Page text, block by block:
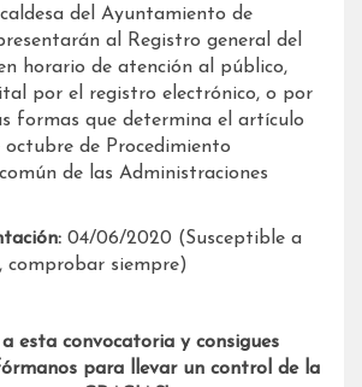
del Ayuntamiento de
al Registro general del
horario de atención al público,
por el registro electrónico, o por
formas que determina el artículo
octubre de Procedimiento
de las Administraciones
04/06/2020 (Susceptible a
comprobar siempre)
esta convocatoria y consigues
para llevar un control de la